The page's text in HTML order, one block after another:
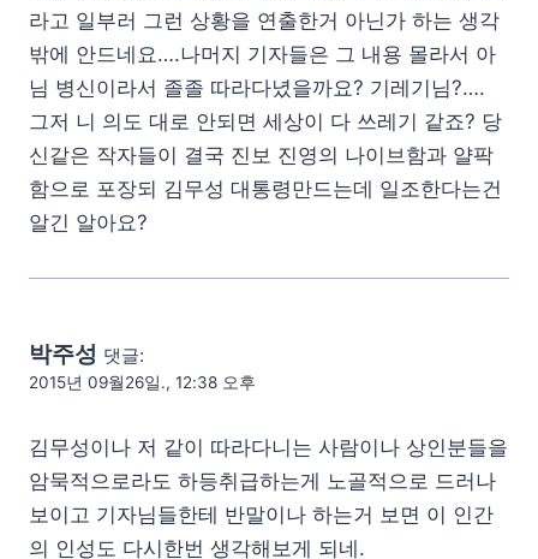
라고 일부러 그런 상황을 연출한거 아닌가 하는 생각
밖에 안드네요….나머지 기자들은 그 내용 몰라서 아
님 병신이라서 졸졸 따라다녔을까요? 기레기님?….
그저 니 의도 대로 안되면 세상이 다 쓰레기 같죠? 당
신같은 작자들이 결국 진보 진영의 나이브함과 얄팍
함으로 포장되 김무성 대통령만드는데 일조한다는건
알긴 알아요?
박주성 댓글:
2015년 09월26일., 12:38 오후
김무성이나 저 같이 따라다니는 사람이나 상인분들을
암묵적으로라도 하등취급하는게 노골적으로 드러나
보이고 기자님들한테 반말이나 하는거 보면 이 인간
의 인성도 다시한번 생각해보게 되네.